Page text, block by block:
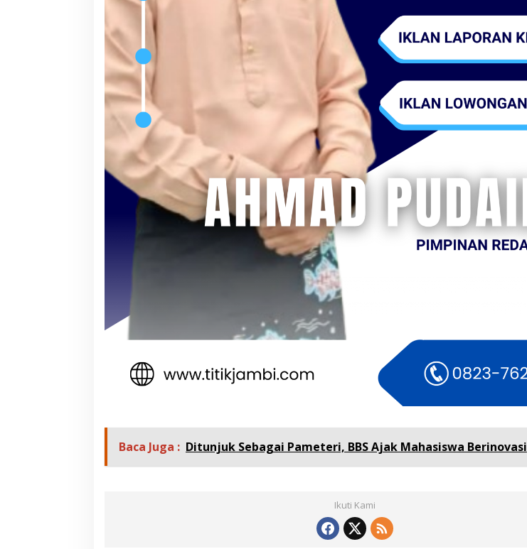
Baca Juga : Ditunjuk Sebagai Pameteri, BBS Ajak Mahasiswa Berinovasi
Ikuti Kami